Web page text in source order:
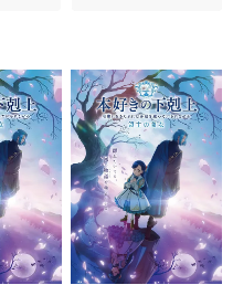
第13集
第10集
第07集